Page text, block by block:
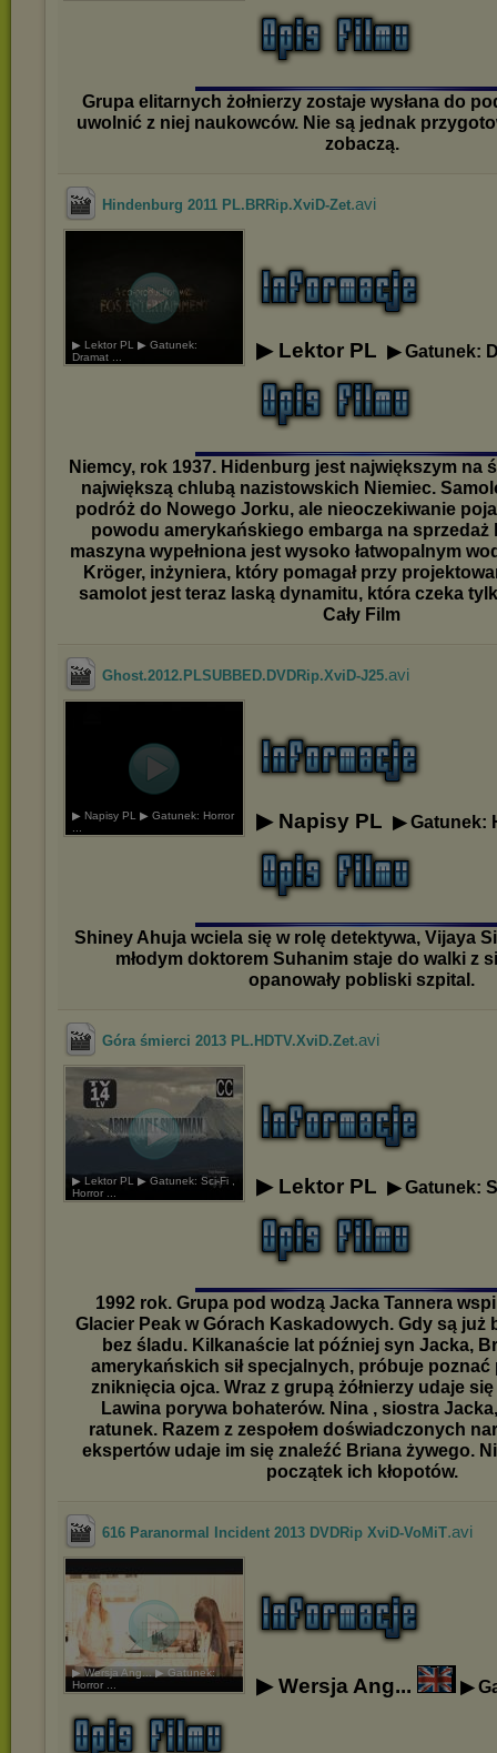
Grupa elitarnych żołnierzy zostaje wysłana do
uwolnić z niej naukowców. Nie są jednak
zobaczą.
Hindenburg 2011 PL.BRRip.XviD-Zet.avi
▶ Lektor PL ▶ Gatunek:
Dramat ...
▶ Lektor PL ▶ Gatunek:
Niemcy, rok 1937. Hidenburg jest największym na
największą chlubą nazistowskich Niemiec.
podróż do Nowego Jorku, ale nieoczekiwanie
powodu amerykańskiego embarga na sprzedaż
maszyna wypełniona jest wysoko łatwopalnym
Kröger, inżyniera, który pomagał przy
samolot jest teraz laską dynamitu, która czeka
Cały Film
Ghost.2012.PLSUBBED.DVDRip.XviD-J25.avi
▶ Napisy PL ▶ Gatunek: Horror
▶ Napisy PL ▶ Gatunek:
Shiney Ahuja wciela się w rolę detektywa, Vijaya
młodym doktorem Suhanim staje do walki z
opanowały pobliski szpital.
Góra śmierci 2013 PL.HDTV.XviD.Zet.avi
▶ Lektor PL ▶ Gatunek: Sci-Fi ,
Horror ...
▶ Lektor PL ▶ Gatunek:
1992 rok. Grupa pod wodzą Jacka Tannera
Glacier Peak w Górach Kaskadowych. Gdy są już
bez śladu. Kilkanaście lat później syn Jacka,
amerykańskich sił specjalnych, próbuje poznać
zniknięcia ojca. Wraz z grupą żółnierzy udaje
Lawina porywa bohaterów. Nina , siostra
ratunek. Razem z zespołem doświadczonych
ekspertów udaje im się znaleźć Briana żywego.
początek ich kłopotów.
616 Paranormal Incident 2013 DVDRip XviD-VoMiT.avi
▶ Wersja Ang... ▶ Gatunek:
Horror ...
▶ Wersja Ang... ▶